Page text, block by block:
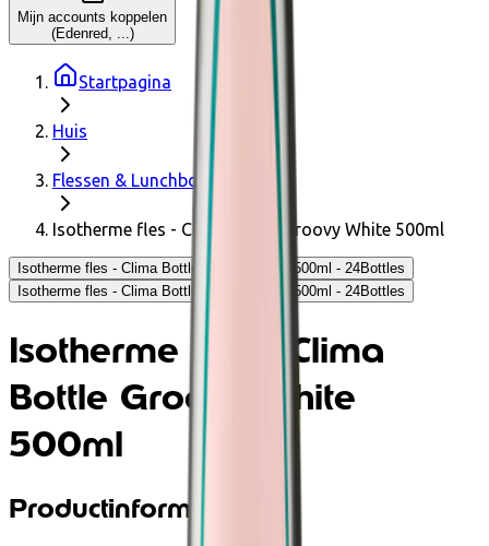
Mijn accounts koppelen
(Edenred, ...)
Startpagina
Huis
Flessen & Lunchboxen
Isotherme fles - Clima Bottle Groovy White 500ml
Isotherme fles - Clima Bottle Groovy White 500ml - 24Bottles
Isotherme fles - Clima Bottle Groovy White 500ml - 24Bottles
Isotherme fles - Clima
Bottle Groovy White
500ml
Productinformatie